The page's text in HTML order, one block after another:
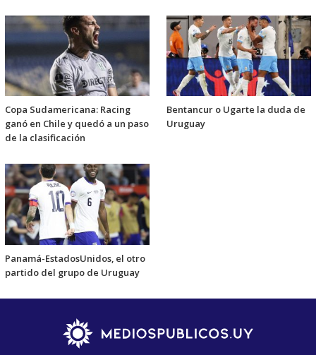
Copa Sudamericana: Racing
ganó en Chile y quedó a un paso
de la clasificación
Bentancur o Ugarte la duda de
Uruguay
Panamá-EstadosUnidos, el otro
partido del grupo de Uruguay